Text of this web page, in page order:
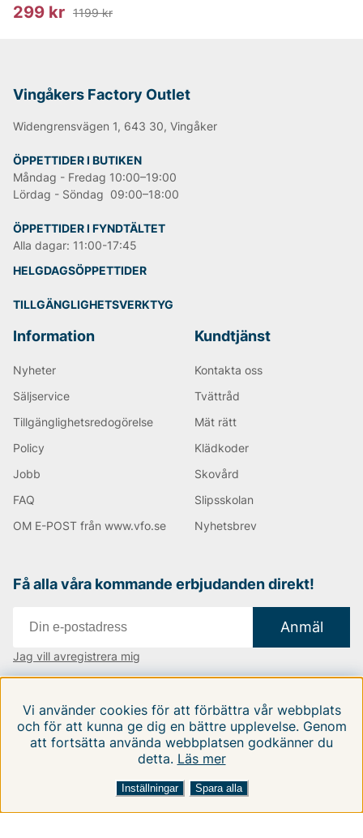
299 kr 1199 kr
Vingåkers Factory Outlet
Widengrensvägen 1, 643 30, Vingåker
ÖPPETTIDER I BUTIKEN
Måndag - Fredag 10:00–19:00
Lördag - Söndag 09:00–18:00
ÖPPETTIDER I FYNDTÄLTET
Alla dagar: 11:00-17:45
HELGDAGSÖPPETTIDER
TILLGÄNGLIGHETSVERKTYG
Information
Nyheter
Säljservice
Tillgänglighetsredogörelse
Policy
Jobb
FAQ
OM E-POST från www.vfo.se
Kundtjänst
Kontakta oss
Tvättråd
Mät rätt
Klädkoder
Skovård
Slipsskolan
Nyhetsbrev
Få alla våra kommande erbjudanden direkt!
Anmäl
Jag vill avregistrera mig
Följ oss på våra sociala medier
Vi använder cookies för att förbättra vår webbplats
och för att kunna ge dig en bättre upplevelse. Genom
att fortsätta använda webbplatsen godkänner du
detta. Läs mer
Inställningar Spara alla